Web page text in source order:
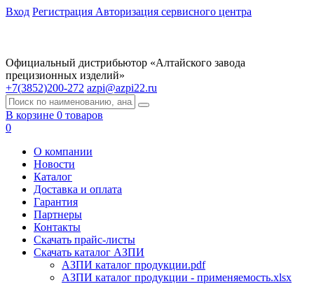
Вход Регистрация Авторизация сервисного центра
Официальный дистрибьютор «Алтайского завода
прецизионных изделий»
+7(3852)200-272 azpi@azpi22.ru
В корзине 0 товаров
0
О компании
Новости
Каталог
Доставка и оплата
Гарантия
Партнеры
Контакты
Скачать прайс-листы
Скачать каталог АЗПИ
АЗПИ каталог продукции.pdf
АЗПИ каталог продукции - применяемость.xlsx